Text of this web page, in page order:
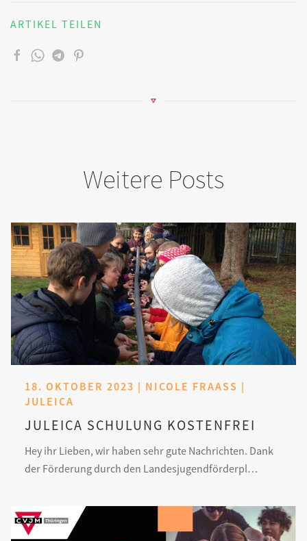
ARTIKEL TEILEN
Weitere Posts
18. OKTOBER 2023 | NICOLE FRAASS | J
ULEICA
JULEICA SCHULUNG KOSTENFREI
Hey ihr Lieben, wir haben sehr gute Nachrichten. Dank
der Förderung durch den Landesjugendförderpl…